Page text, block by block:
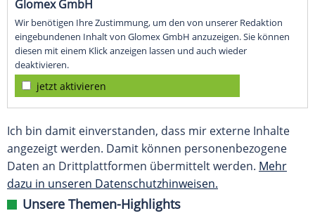
Glomex GmbH
Wir benötigen Ihre Zustimmung, um den von unserer Redaktion
eingebundenen Inhalt von Glomex GmbH anzuzeigen. Sie können
diesen mit einem Klick anzeigen lassen und auch wieder
deaktivieren.
jetzt aktivieren
Ich bin damit einverstanden, dass mir externe Inhalte
angezeigt werden. Damit können personenbezogene
Daten an Drittplattformen übermittelt werden. Mehr
dazu in unseren Datenschutzhinweisen.
Unsere Themen-Highlights